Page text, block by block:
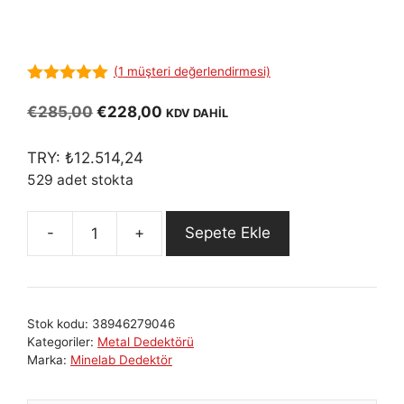
5
(1 müşteri değerlendirmesi)
€285,00 Orijinal
€285,00.
€228,00 Şu
KDV DAHİL
TRY: ₺12.514,24
529 adet stokta
Minelab
FİND
Pinpointer
Üstün
Sepete Ekle
Stok kodu: 38946279046
Kategoriler: Metal Dedektörü
Marka: Minelab Dedektör